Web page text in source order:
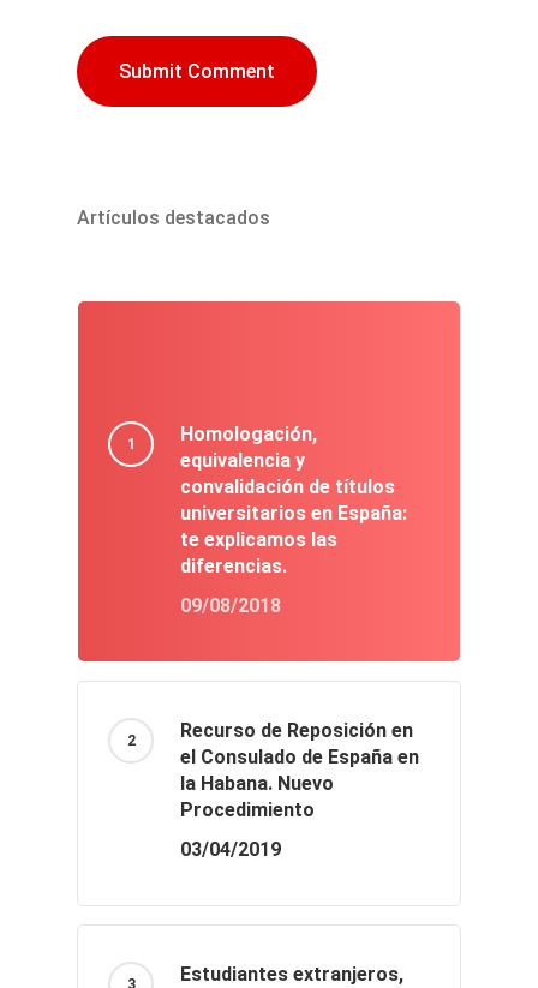
Artículos destacados
Homologación,
equivalencia y
convalidación de títulos
universitarios en España:
te explicamos las
diferencias.
09/08/2018
Recurso de Reposición en
el Consulado de España en
la Habana. Nuevo
Procedimiento
03/04/2019
Estudiantes extranjeros,